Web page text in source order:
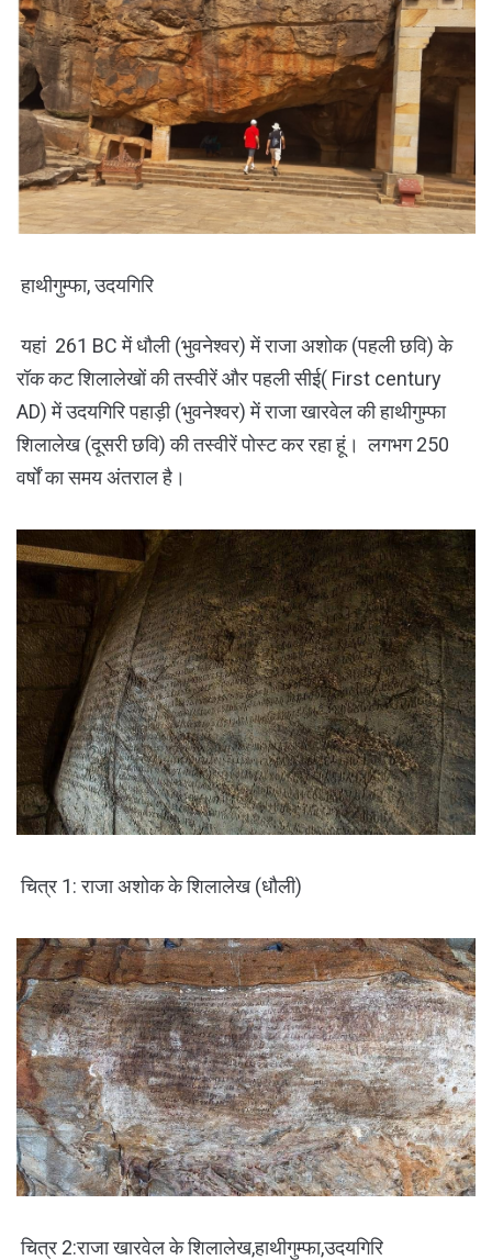
हाथीगुम्फा, उदयगिरि
यहां 261 BC में धौली (भुवनेश्वर) में राजा अशोक (पहली छवि) के
रॉक कट शिलालेखों की तस्वीरें और पहली सीई( First century
AD) में उदयगिरि पहाड़ी (भुवनेश्वर) में राजा खारवेल की हाथीगुम्फा
शिलालेख (दूसरी छवि) की तस्वीरें पोस्ट कर रहा हूं। लगभग 250
वर्षों का समय अंतराल है।
चित्र 1: राजा अशोक के शिलालेख (धौली)
चित्र 2:राजा खारवेल के शिलालेख,हाथीगुम्फा,उदयगिरि